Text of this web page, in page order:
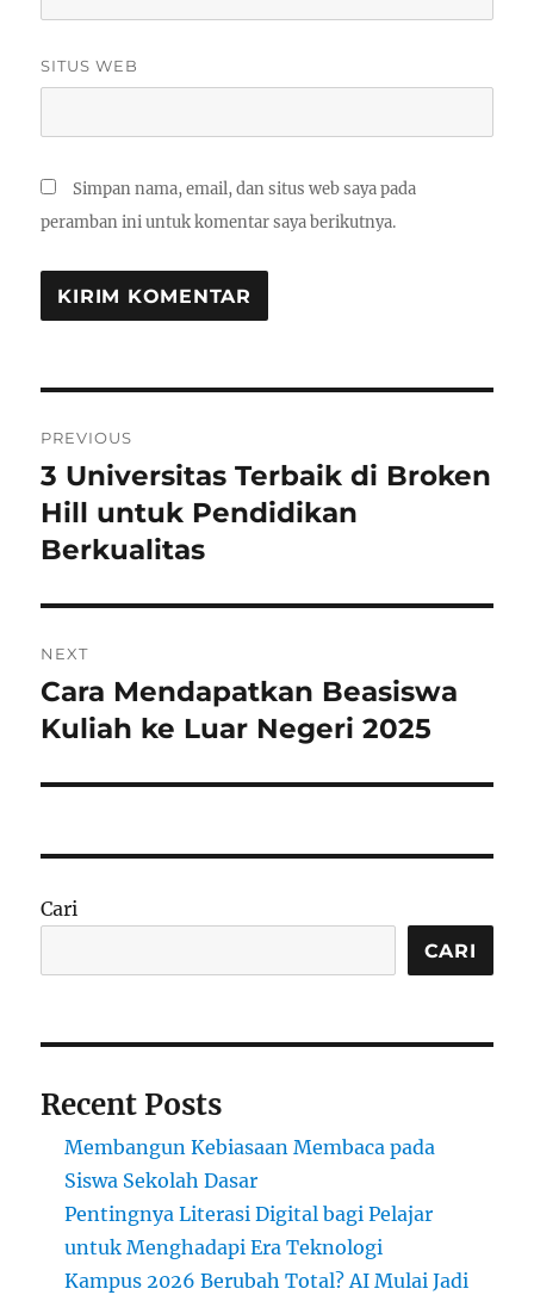
SITUS WEB
Simpan nama, email, dan situs web saya pada
peramban ini untuk komentar saya berikutnya.
pos
PREVIOUS
Previous
post:
3 Universitas Terbaik di Broken
Hill untuk Pendidikan
Berkualitas
NEXT
Next
post:
Cara Mendapatkan Beasiswa
Kuliah ke Luar Negeri 2025
Cari
CARI
Recent Posts
Membangun Kebiasaan Membaca pada
Siswa Sekolah Dasar
Pentingnya Literasi Digital bagi Pelajar
untuk Menghadapi Era Teknologi
Kampus 2026 Berubah Total? AI Mulai Jadi